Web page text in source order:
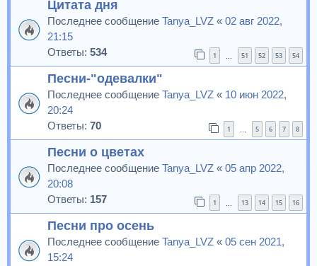
Цитата дня
Последнее сообщение Tanya_LVZ « 02 авг 2022,
21:15
Ответы: 534 1 51 52 53 54
Песни-"одевалки"
Последнее сообщение Tanya_LVZ « 10 июн 2022,
20:24
Ответы: 70 1 5 6 7 8
Песни о цветах
Последнее сообщение Tanya_LVZ « 05 апр 2022,
20:08
Ответы: 157 1 13 14 15 16
Песни про осень
Последнее сообщение Tanya_LVZ « 05 сен 2021,
15:24